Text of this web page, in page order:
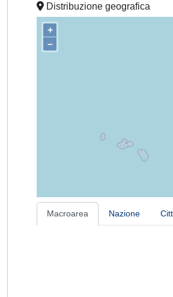
Distribuzione geografica
+
–
Macroarea Nazione